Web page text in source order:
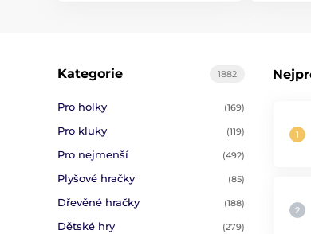
1882
Kategorie
Pro holky (169)
Pro kluky (119)
Pro nejmenší (492)
Plyšové hračky (85)
Dřevěné hračky (188)
Dětské hry (279)